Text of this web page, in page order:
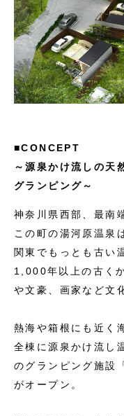
■CONCEPT
～源泉かけ流しの天
グランピング～
神奈川県西部、最南
この町の湯河原温泉
関東でもっとも古い
1,000年以上の古く
や文豪、画家など文
熱海や箱根にも近く
全棟に源泉かけ流し
のグランピング施設
がオープン。